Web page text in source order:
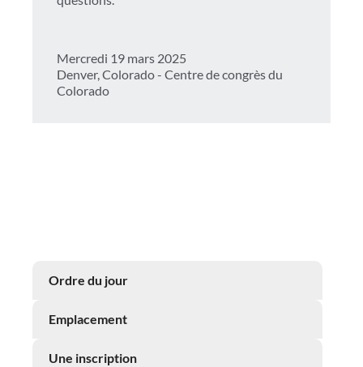
Mercredi 19 mars 2025
Denver, Colorado - Centre de congrès du
Colorado
Ordre du jour
Emplacement
Une inscription